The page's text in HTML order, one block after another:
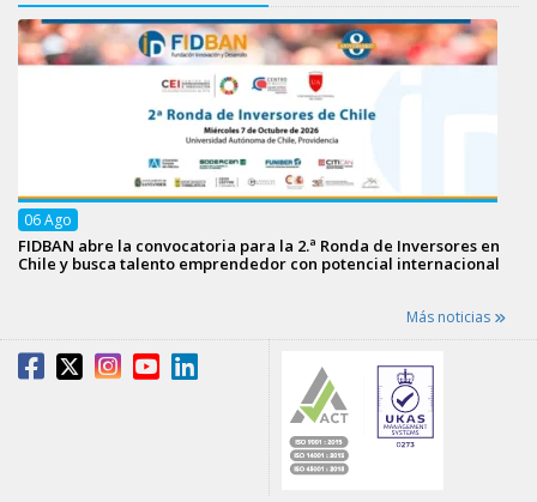
06Ago
FIDBAN abre la convocatoria para la 2.ª Ronda de Inversores en
Chile y busca talento emprendedor con potencial internacional
Más noticias